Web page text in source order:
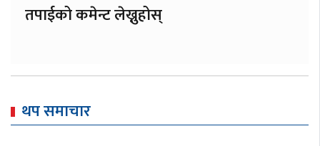
तपाईको कमेन्ट लेख्नुहोस्
थप समाचार